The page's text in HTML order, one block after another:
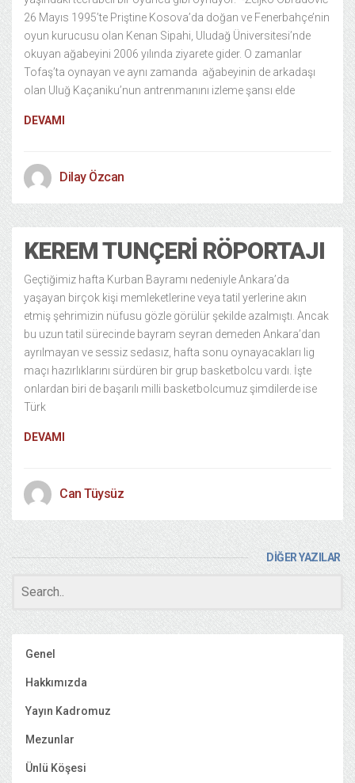
26 Mayıs 1995’te Priştine Kosova’da doğan ve Fenerbahçe’nin
oyun kurucusu olan Kenan Sipahi, Uludağ Üniversitesi’nde
okuyan ağabeyini 2006 yılında ziyarete gider. O zamanlar
Tofaş’ta oynayan ve aynı zamanda ağabeyinin de arkadaşı
olan Uluğ Kaçaniku’nun antrenmanını izleme şansı elde
DEVAMI
Dilay Özcan
KEREM TUNÇERI RÖPORTAJI
Geçtiğimiz hafta Kurban Bayramı nedeniyle Ankara’da
yaşayan birçok kişi memleketlerine veya tatil yerlerine akın
etmiş şehrimizin nüfusu gözle görülür şekilde azalmıştı. Ancak
bu uzun tatil sürecinde bayram seyran demeden Ankara’dan
ayrılmayan ve sessiz sedasız, hafta sonu oynayacakları lig
maçı hazırlıklarını sürdüren bir grup basketbolcu vardı. İşte
onlardan biri de başarılı milli basketbolcumuz şimdilerde ise
Türk
DEVAMI
Can Tüysüz
DİĞER YAZILAR
Genel
Hakkımızda
Yayın Kadromuz
Mezunlar
Ünlü Köşesi